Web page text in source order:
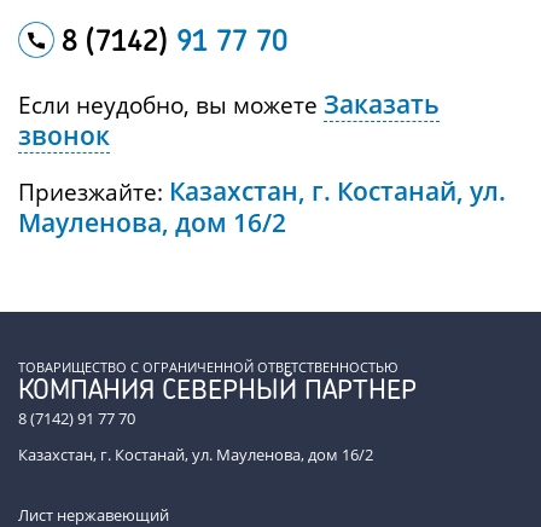
8 (7142) 91 77 70
Если неудобно, вы можете Заказать
звонок
Приезжайте: Казахстан, г. Костанай, ул.
Мауленова, дом 16/2
ТОВАРИЩЕСТВО С ОГРАНИЧЕННОЙ ОТВЕТСТВЕННОСТЬЮ
КОМПАНИЯ СЕВЕРНЫЙ ПАРТНЕР
8 (7142) 91 77 70
Казахстан, г. Костанай, ул. Мауленова, дом 16/2
Лист нержавеющий